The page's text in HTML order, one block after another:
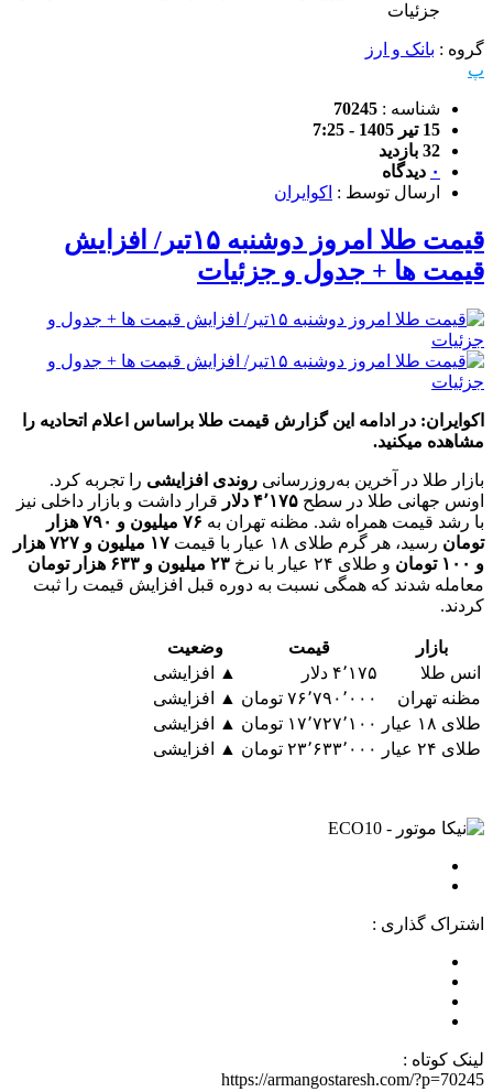
جزئیات
گروه : بانک و ارز
پ
شناسه : 70245
15 تیر 1405 - 7:25
32 بازدید
۰ دیدگاه
ارسال توسط : اکوایران
قیمت طلا امروز دوشنبه ۱۵تیر/ افزایش
قیمت ها + جدول و جزئیات
اکوایران: در ادامه این گزارش قیمت طلا براساس اعلام اتحادیه را
مشاهده میکنید.
بازار طلا در آخرین به‌روزرسانی روندی افزایشی را تجربه کرد.
اونس جهانی طلا در سطح ۴٬۱۷۵ دلار
قرار داشت و بازار داخلی نیز
با رشد قیمت همراه شد. مظنه تهران به
۷۶ میلیون و ۷۹۰ هزار
تومان رسید، هر گرم طلای ۱۸ عیار با قیمت
۱۷ میلیون و ۷۲۷ هزار
و ۱۰۰ تومان
و طلای ۲۴ عیار با نرخ
۲۳ میلیون و ۶۳۳ هزار تومان
معامله شدند که همگی نسبت به دوره قبل افزایش قیمت را ثبت
کردند.
بازار قیمت
وضعیت
انس طلا
۴٬۱۷۵ دلار
▲ افزایشی
مظنه تهران
۷۶٬۷۹۰٬۰۰۰ تومان
▲ افزایشی
طلای ۱۸ عیار
۱۷٬۷۲۷٬۱۰۰ تومان
▲ افزایشی
طلای ۲۴ عیار
۲۳٬۶۳۳٬۰۰۰ تومان ▲ افزایشی
اشتراک گذاری :
لینک کوتاه :
https://armangostaresh.com/?p=70245